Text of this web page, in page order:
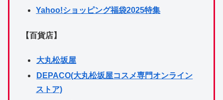
Yahoo!ショッピング福袋2025特集
【百貨店】
大丸松坂屋
DEPACO(大丸松坂屋コスメ専門オンライン
ストア)